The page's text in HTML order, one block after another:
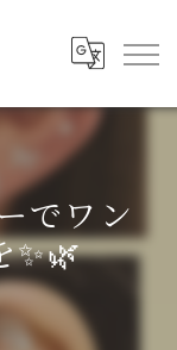
でワン
✨🌿